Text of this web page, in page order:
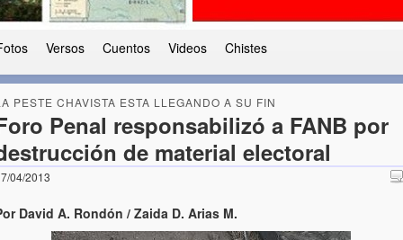
Versos Cuentos Videos Chistes
PESTE CHAVISTA ESTA LLEGANDO A SU FIN
Penal responsabilizó a FANB por
de material electoral
04/2013
David A. Rondón / Zaida D. Arias M.